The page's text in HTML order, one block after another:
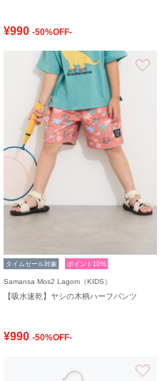
¥990 -50%OFF-
タイムセール対象 ポイント10%
Samansa Mos2 Lagom（KIDS）
【吸水速乾】ヤシの木柄ハーフパンツ
¥990 -50%OFF-